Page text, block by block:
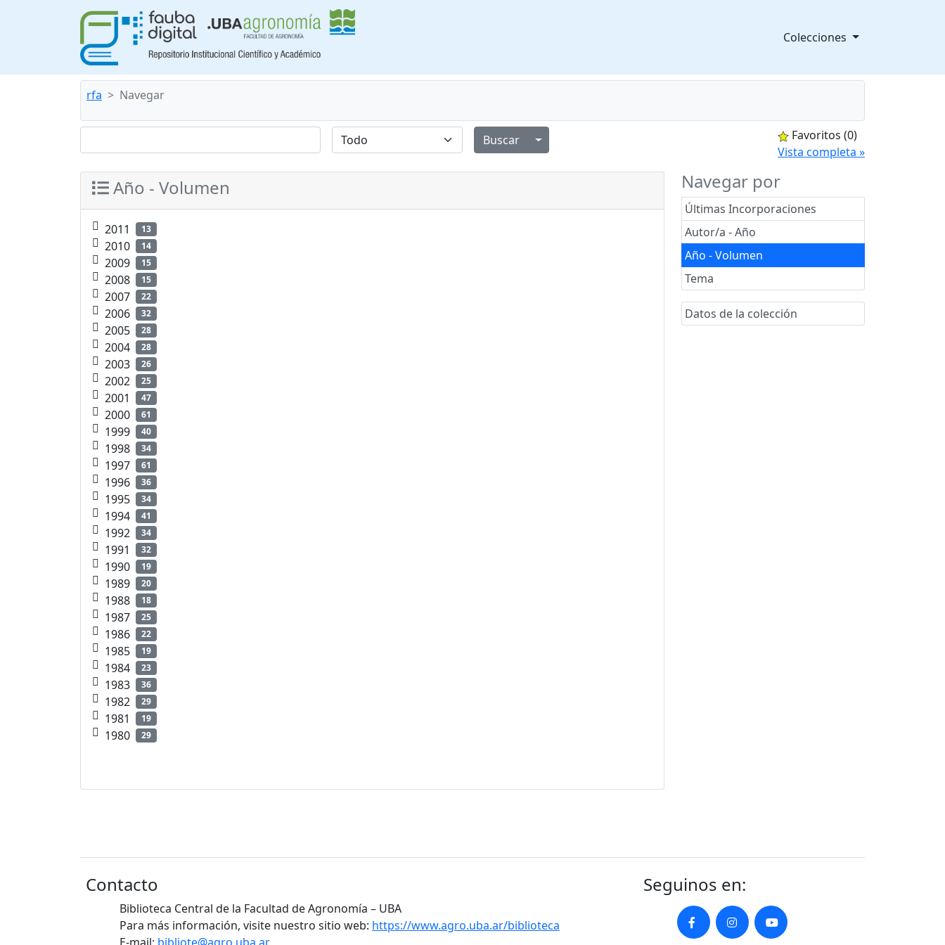
Colecciones
rfa Navegar
Alternar menú desplegable
Favoritos (0)
Vista completa »
Navegar por
Últimas Incorporaciones
Autor/a - Año
Año - Volumen
Tema
Datos de la colección
Año - Volumen
2011 13
2010 14
2009 15
2008 15
2007 22
2006 32
2005 28
2004 28
2003 26
2002 25
2001 47
2000 61
1999 40
1998 34
1997 61
1996 36
1995 34
1994 41
1992 34
1991 32
1990 19
1989 20
1988 18
1987 25
1986 22
1985 19
1984 23
1983 36
1982 29
1981 19
1980 29
Contacto
Biblioteca Central de la Facultad de Agronomía – UBA
Para más información, visite nuestro sitio web: https://www.agro.uba.ar/biblioteca
Seguinos en: